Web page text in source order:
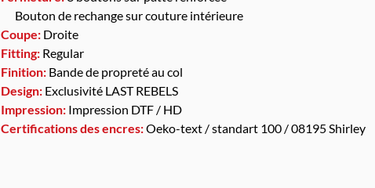
Bouton de rechange sur couture intérieure
Coupe: Droite
Fitting: Regular
Finition: Bande de propreté au col
Design: Exclusivité LAST REBELS
Impression: Impression DTF / HD
Certifications des encres:Oeko-text / standart 100 / 08195 Shirley